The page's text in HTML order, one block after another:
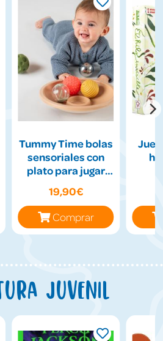
Tummy Time bolas
sensoriales con
plato para jugar
19,90€
Comprar
juvenil